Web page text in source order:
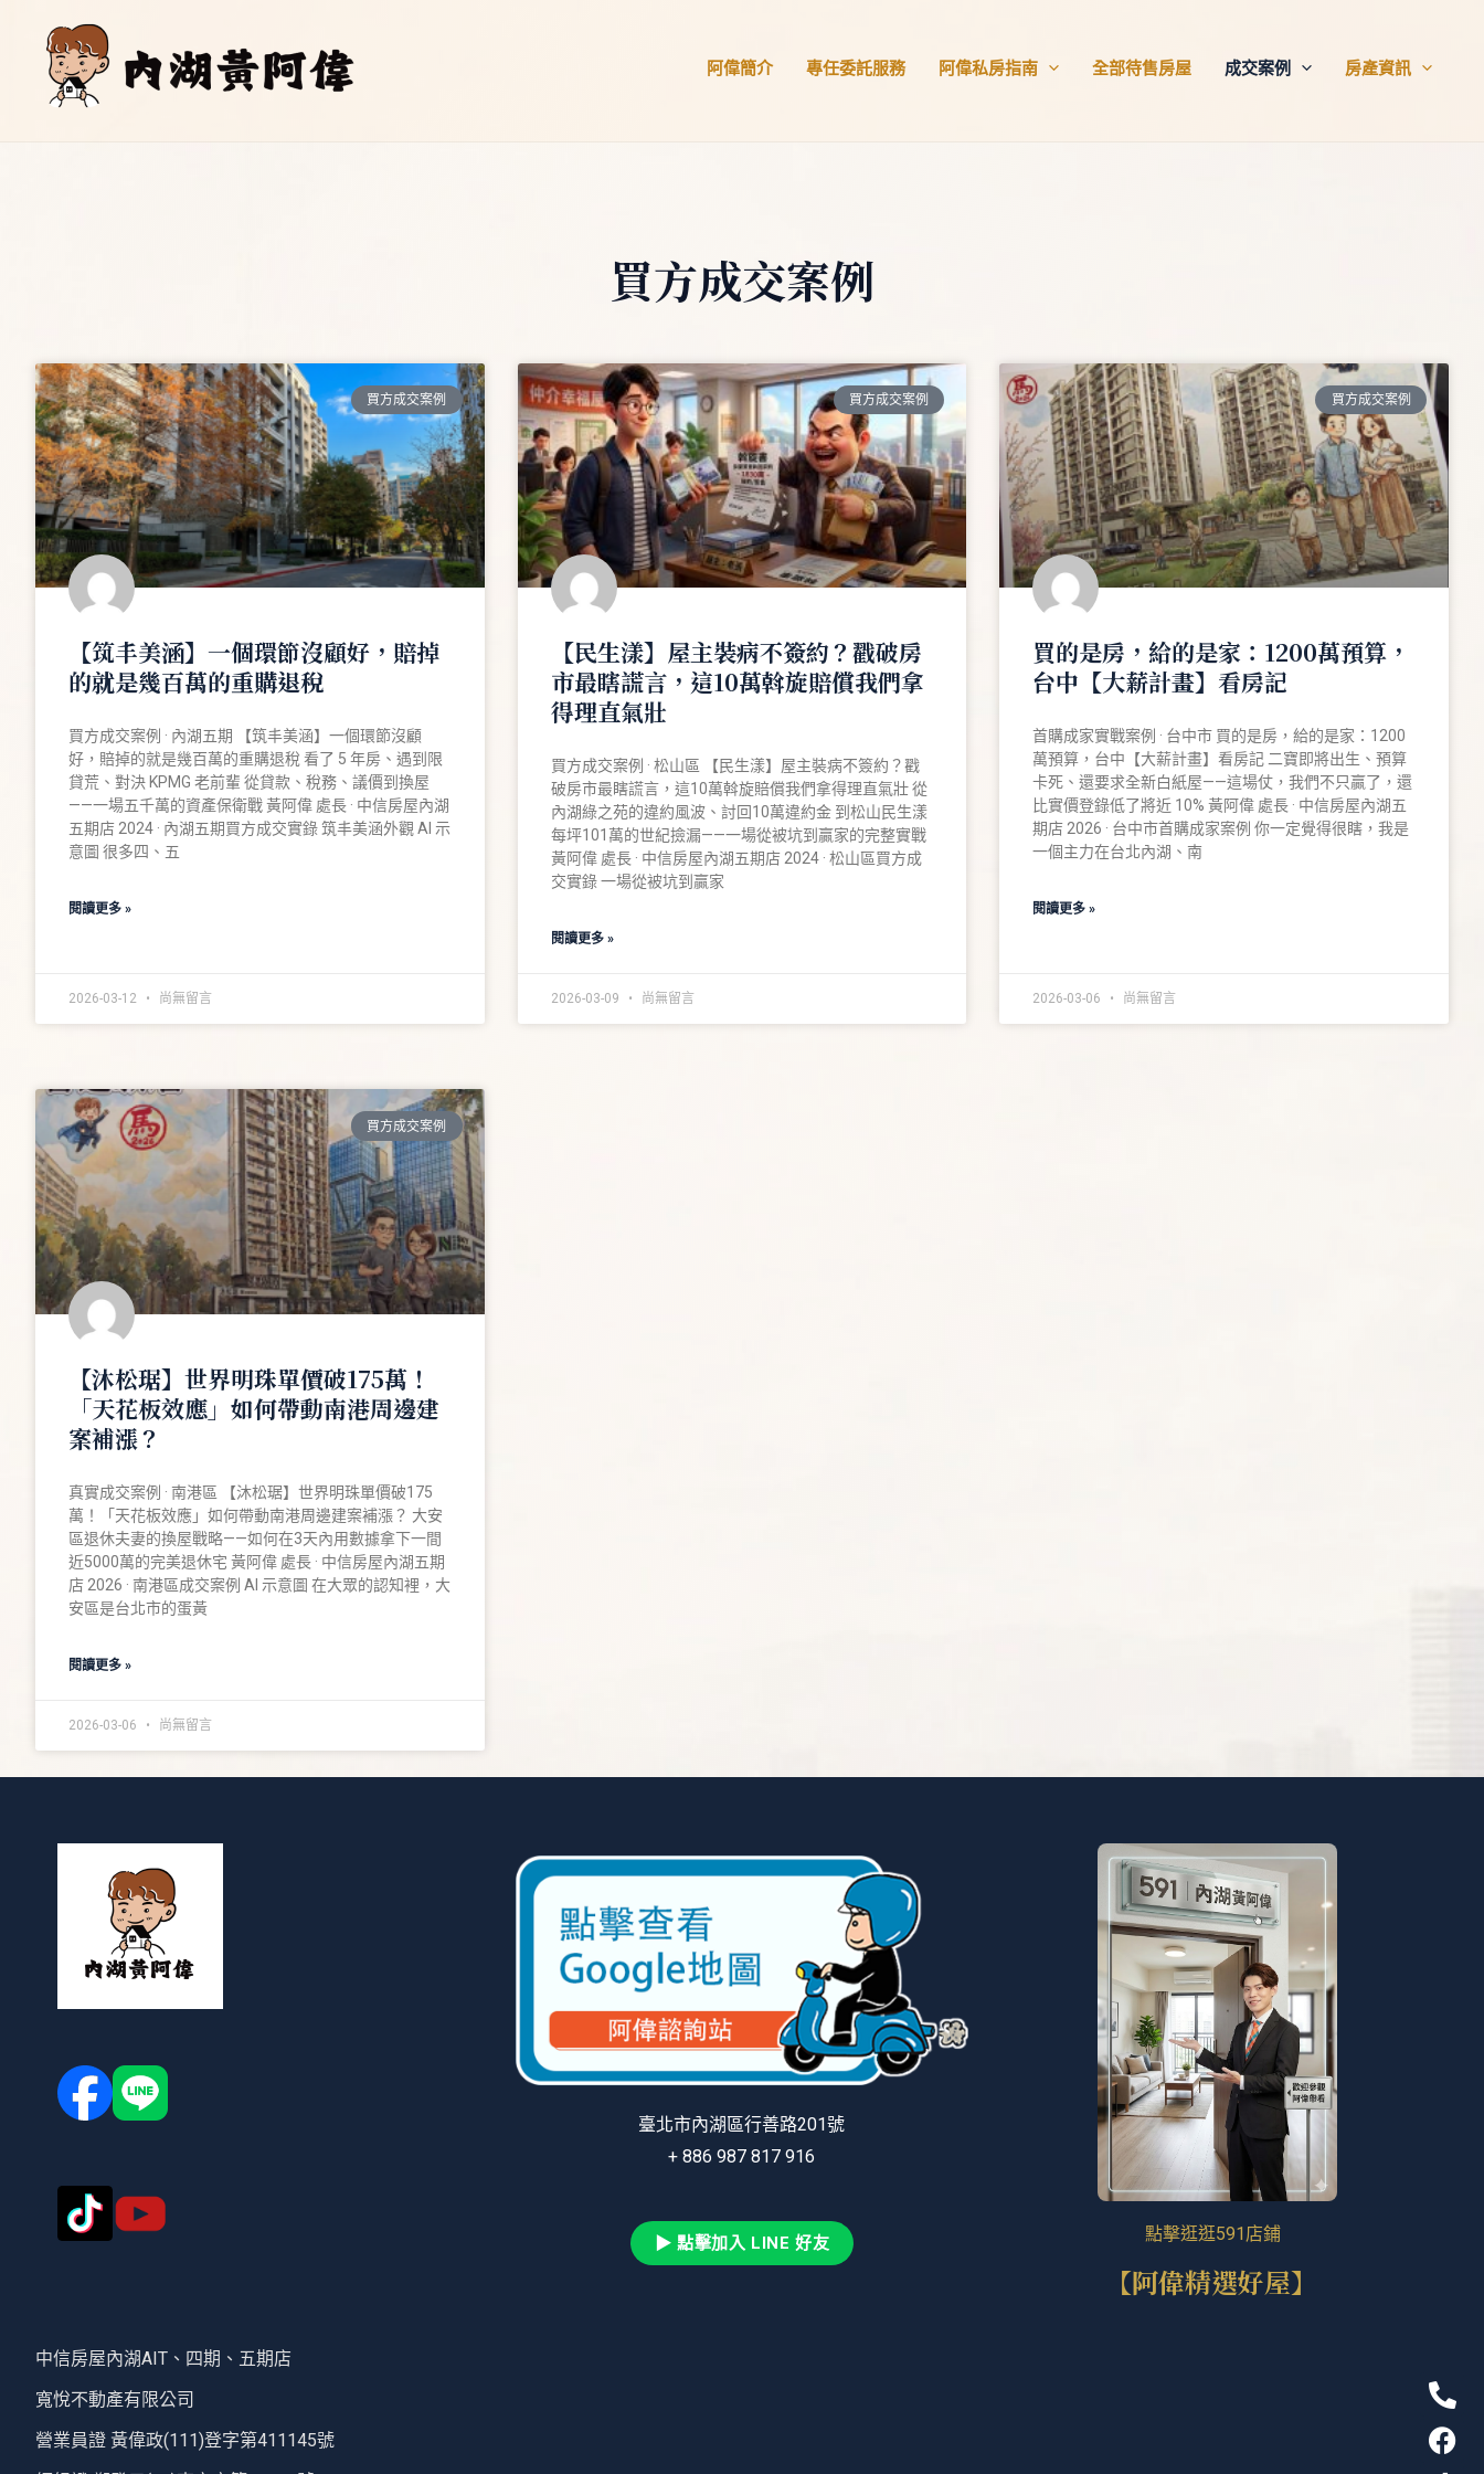
阿偉簡介 專任委託服務 阿偉私房指南 全部待售房屋 成交案例 房產資訊
買方成交案例
買方成交案例
【筑丰美涵】一個環節沒顧好，賠掉
的就是幾百萬的重購退稅
買方成交案例 · 內湖五期 【筑丰美涵】一個環節沒顧
好，賠掉的就是幾百萬的重購退稅 看了 5 年房、遇到限
貸荒、對決 KPMG 老前輩 從貸款、稅務、議價到換屋
——一場五千萬的資產保衛戰 黃阿偉 處長 · 中信房屋內湖
五期店 2024 · 內湖五期買方成交實錄 筑丰美涵外觀 AI 示
意圖 很多四、五
閱讀更多 »
2026-03-12 尚無留言
買方成交案例
【民生漾】屋主裝病不簽約？戳破房
市最瞎謊言，這10萬斡旋賠償我們拿
得理直氣壯
買方成交案例 · 松山區 【民生漾】屋主裝病不簽約？戳
破房市最瞎謊言，這10萬斡旋賠償我們拿得理直氣壯 從
內湖綠之苑的違約風波、討回10萬違約金 到松山民生漾
每坪101萬的世紀撿漏——一場從被坑到贏家的完整實戰
黃阿偉 處長 · 中信房屋內湖五期店 2024 · 松山區買方成
交實錄 一場從被坑到贏家
閱讀更多 »
2026-03-09 尚無留言
買方成交案例
買的是房，給的是家：1200萬預算，
台中【大薪計畫】看房記
首購成家實戰案例 · 台中市 買的是房，給的是家：1200
萬預算，台中【大薪計畫】看房記 二寶即將出生、預算
卡死、還要求全新白紙屋——這場仗，我們不只贏了，還
比實價登錄低了將近 10% 黃阿偉 處長 · 中信房屋內湖五
期店 2026 · 台中市首購成家案例 你一定覺得很瞎，我是
一個主力在台北內湖、南
閱讀更多 »
2026-03-06 尚無留言
買方成交案例
【沐松琚】世界明珠單價破175萬！
「天花板效應」如何帶動南港周邊建
案補漲？
真實成交案例 · 南港區 【沐松琚】世界明珠單價破175
萬！「天花板效應」如何帶動南港周邊建案補漲？ 大安
區退休夫妻的換屋戰略——如何在3天內用數據拿下一間
近5000萬的完美退休宅 黃阿偉 處長 · 中信房屋內湖五期
店 2026 · 南港區成交案例 AI 示意圖 在大眾的認知裡，大
安區是台北市的蛋黃
閱讀更多 »
2026-03-06 尚無留言
h
o
a
c
i
k
i
n
臺北市內湖區行善路201號
+ 886 987 817 916
▶ 點擊加入 LINE 好友 點擊逛逛591店鋪
【阿偉精選好屋】
中信房屋內湖AIT、四期、五期店
寬悅不動產有限公司
營業員證 黃偉政(111)登字第411145號